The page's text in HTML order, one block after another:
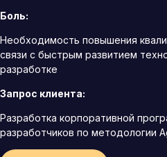
Боль:
Необходимость повышения
связи с быстрым развитием
разработке
Запрос клиента:
Разработка корпоративной
разработчиков по методологии